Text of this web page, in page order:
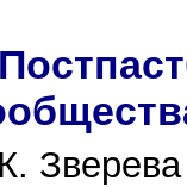
Зверева